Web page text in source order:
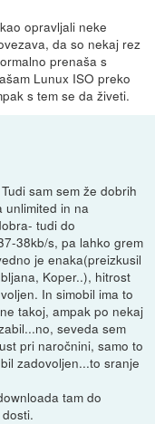
opravljali neke
da so nekaj rez
prenaša s
Lunux ISO preko
s tem se da živeti.
sam sem že dobrih
unlimited in na
tudi do
38kb/s, pa lahko grem
je enaka(preizkusil
Koper..), hitrost
In simobil ima to
takoj, ampak po nekaj
seveda sem
pri naročnini, samo to
zadovoljen...to sranje
tam do